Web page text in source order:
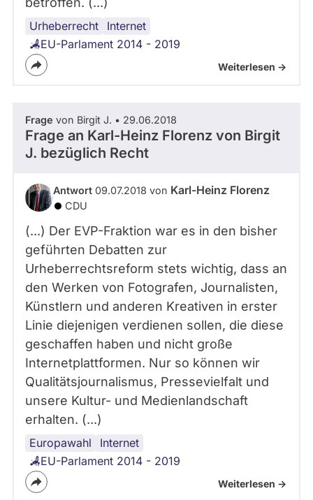
Urheberrecht Internet
EU-
Richtlinie
EU-Parlament 2014 - 2019
Weiterlesen ->
Frage von Birgit J. • 29.06.2018
Frage an Karl-Heinz Florenz von Birgit
J. bezüglich Recht
Antwort 09.07.2018 von Karl-Heinz Florenz
CDU
(...) Der EVP-Fraktion war es in den bisher
geführten Debatten zur
Urheberrechtsreform stets wichtig, dass an
den Werken von Fotografen, Journalisten,
Künstlern und anderen Kreativen in erster
Linie diejenigen verdienen sollen, die diese
geschaffen haben und nicht große
Internetplattformen. Nur so können wir
Qualitätsjournalismus, Pressevielfalt und
unsere Kultur- und Medienlandschaft
erhalten. (...)
Europawahl Internet
EU
Urheberrecht
Uploadfilter
EU-Parlament 2014 - 2019
Weiterlesen ->